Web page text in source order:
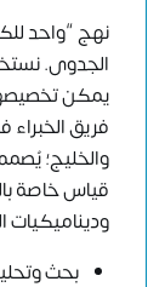
نهج “واحد
الجدوى.
يمكن
فريق
والخليج؛
قياس خاصة
وديناميكيات
بحث